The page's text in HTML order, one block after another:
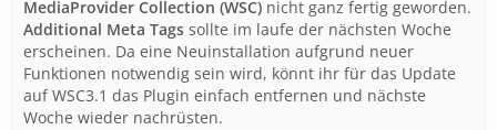
MediaProvider Collection (WSC) nicht ganz fertig geworden.
Additional Meta Tags sollte im laufe der nächsten Woche
erscheinen. Da eine Neuinstallation aufgrund neuer
Funktionen notwendig sein wird, könnt ihr für das Update
auf WSC3.1 das Plugin einfach entfernen und nächste
Woche wieder nachrüsten.